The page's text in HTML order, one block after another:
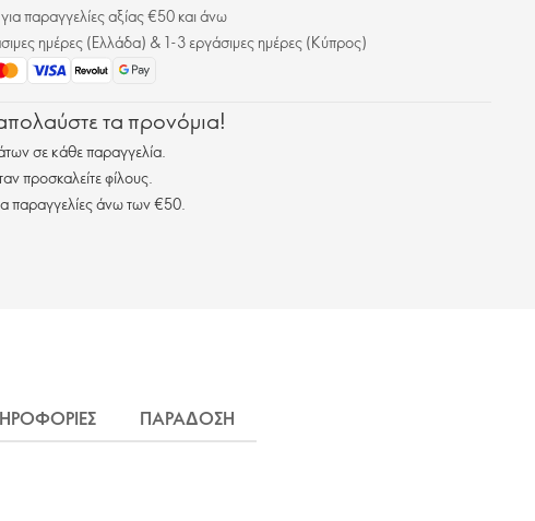
παραγγελίες αξίας €50 και άνω
ημέρες (Ελλάδα) & 1-3 εργάσιμες ημέρες (Κύπρος)
τα προνόμια!
σε κάθε παραγγελία.
προσκαλείτε φίλους.
παραγγελίες άνω των €50.
ΠΑΡΑΔΟΣΗ